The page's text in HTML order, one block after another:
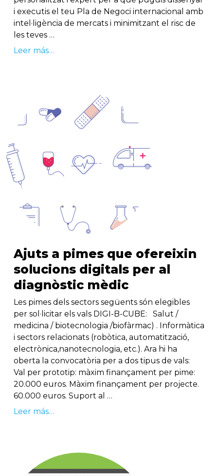
i executis el teu Pla de Negoci internacional amb
intel·ligència de mercats i minimitzant el risc de
les teves …
Leer más…
Ajuts a pimes que ofereixin
solucions digitals per al
diagnòstic mèdic
Les pimes dels sectors següents són elegibles
per sol·licitar els vals DIGI-B-CUBE: Salut /
medicina / biotecnologia /biofàrmac) . Informàtica
i sectors relacionats (robòtica, automatització,
electrònica,nanotecnologia, etc.). Ara hi ha
oberta la convocatòria per a dos tipus de vals:
Val per prototip: màxim finançament per pime:
20.000 euros. Màxim finançament per projecte.
60.000 euros. Suport al …
Leer más…